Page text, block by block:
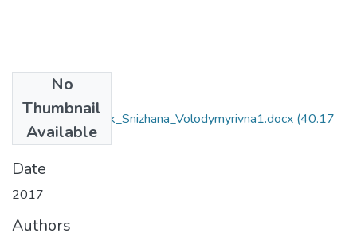
No
Thumbnail
Available
035.04_Lebedyuk_Snizhana_Volodymyrivna1.docx (40.17
KB)
Date
2017
Authors